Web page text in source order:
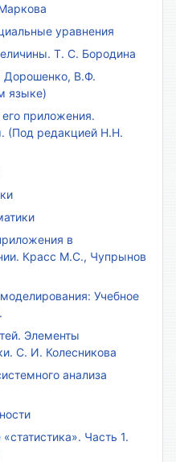
уравнения
Т. С. Бородина
Дорошенко, В.Ф.
языке)
приложения.
(Под редакцией Н.Н.
в
Красс М.С., Чупрынов
Учебное
Элементы
С. И. Колесникова
анализа
Часть 1.